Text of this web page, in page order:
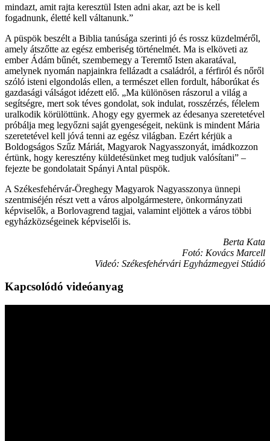
mindazt, amit rajta keresztül Isten adni akar, azt be is kell
fogadnunk, életté kell váltanunk.”
A püspök beszélt a Biblia tanúsága szerinti jó és rossz küzdelméről,
amely átszőtte az egész emberiség történelmét. Ma is elköveti az
ember Ádám bűnét, szembemegy a Teremtő Isten akaratával,
amelynek nyomán napjainkra fellázadt a családról, a férfiról és nőről
szóló isteni elgondolás ellen, a természet ellen fordult, háborúkat és
gazdasági válságot idézett elő. „Ma különösen rászorul a világ a
segítségre, mert sok téves gondolat, sok indulat, rosszérzés, félelem
uralkodik körülöttünk. Ahogy egy gyermek az édesanya szeretetével
próbálja meg legyőzni saját gyengeségeit, nekünk is mindent Mária
szeretetével kell jóvá tenni az egész világban. Ezért kérjük a
Boldogságos Szűz Máriát, Magyarok Nagyasszonyát, imádkozzon
értünk, hogy keresztény küldetésünket meg tudjuk valósítani” –
fejezte be gondolatait Spányi Antal püspök.
A Székesfehérvár-Öreghegy Magyarok Nagyasszonya ünnepi
szentmiséjén részt vett a város alpolgármestere, önkormányzati
képviselők, a Borlovagrend tagjai, valamint eljöttek a város többi
egyházközségeinek képviselői is.
Berta Kata
Fotó: Kovács Marcell
Videó: Székesfehérvári Egyházmegyei Stúdió
Kapcsolódó videóanyag